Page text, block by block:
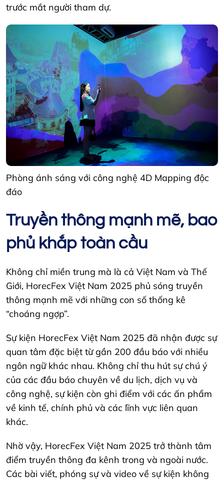
trước mắt người tham dự.
Phòng ánh sáng với công nghệ 4D Mapping độc
đáo
Truyền thông mạnh mẽ, bao
phủ khắp toàn cầu
Không chỉ miền trung mà là cả Việt Nam và Thế
Giới, HorecFex Việt Nam 2025 phủ sóng truyền
thông mạnh mẽ với những con số thống kê
“choáng ngợp”.
Sự kiện HorecFex Việt Nam 2025 đã nhận được sự
quan tâm đặc biệt từ gần 200 đầu báo với nhiều
ngôn ngữ khác nhau. Không chỉ thu hút sự chú ý
của các đầu báo chuyên về du lịch, dịch vụ và
công nghệ, sự kiện còn ghi điểm với các ấn phẩm
về kinh tế, chính phủ và các lĩnh vực liên quan
khác.
Nhờ vậy, HorecFex Việt Nam 2025 trở thành tâm
điểm truyền thông đa kênh trong và ngoài nước.
Các bài viết, phóng sự và video về sự kiện không